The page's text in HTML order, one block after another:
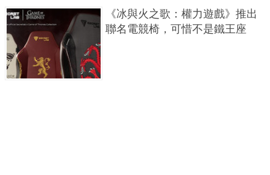
《冰與火之歌：權力遊戲》推出
聯名電競椅，可惜不是鐵王座